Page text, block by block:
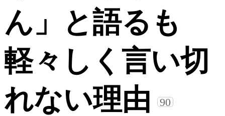
ん」と語るも
軽々しく言い切
れない理由
90